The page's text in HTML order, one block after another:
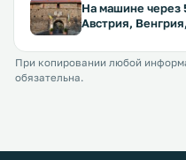
На машине через
Австрия,
При копировании любой
обязательна.